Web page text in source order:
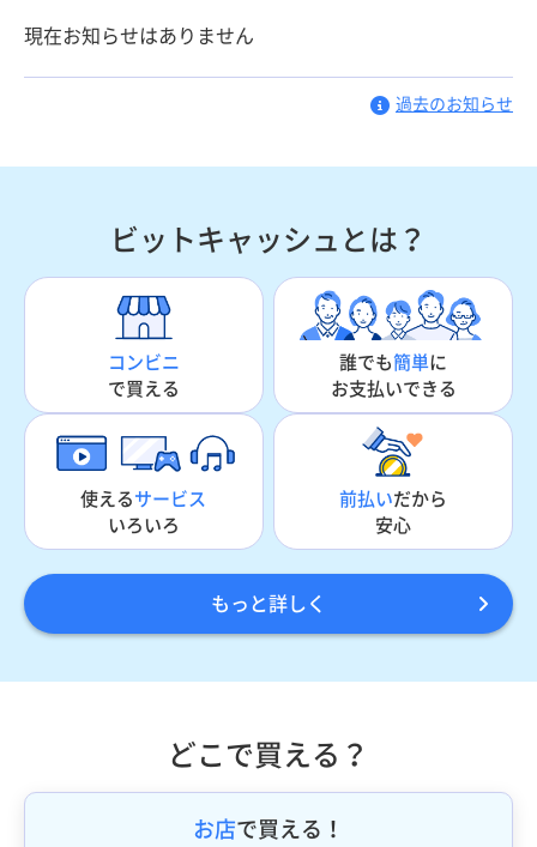
現在お知らせはありません
過去のお知らせ
ビットキャッシュとは？
コンビニ
で買える
誰でも簡単に
お支払いできる
使える サービス
いろいろ
前払いだから
安心
もっと詳しく
どこで買える？
お店で買える！